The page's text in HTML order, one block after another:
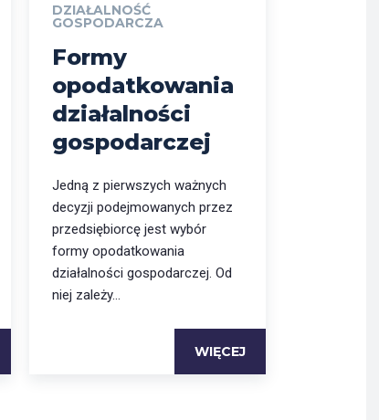
DZIAŁALNOŚĆ
GOSPODARCZA
Formy
opodatkowania
działalności
gospodarczej
Jedną z pierwszych ważnych
decyzji podejmowanych przez
przedsiębiorcę jest wybór
formy opodatkowania
działalności gospodarczej. Od
niej zależy...
WIĘCEJ